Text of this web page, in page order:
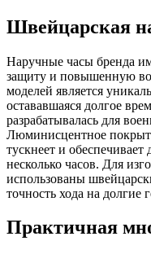
Швейцарская
Наручные часы бренда
защиту и повышенную
моделей является
остававшаяся долгое
разрабатывалась для
Люминисцентное
тускнеет и обеспечивает
несколько часов. Для
использованы
точность хода на долгие
Практичная